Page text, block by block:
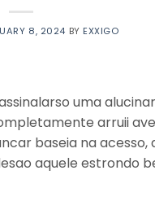
8, 2024 BY EXXIGO
uma
arruii
baseia na
aquele estrondo